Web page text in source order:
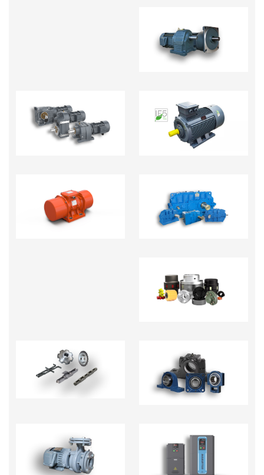
MOTOR GIẢM TỐC
MOTOR GIẢM TỐC
TẢI NẶNG R.S.K.F
ĐỘNG CƠ ĐIỆN
ĐỘNG CƠ RUNG
HỘP GIẢM TỐC CÔNG
NGHIỆP NẶNG
KHỚP NỐI TRỤC -
PHỤ KIỆN
NHÔNG XÍCH GỐI ĐỠ
BƠM TECO-BƠM ĐỊNH
LƯỢNG
BIẾN TẦN - BỘ CHỈNH
TỐC ĐỘ MOTOR